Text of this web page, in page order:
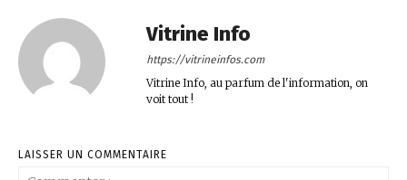
Vitrine Info
https://vitrineinfos.com
Vitrine Info, au parfum de l'information, on
voit tout !
LAISSER UN COMMENTAIRE